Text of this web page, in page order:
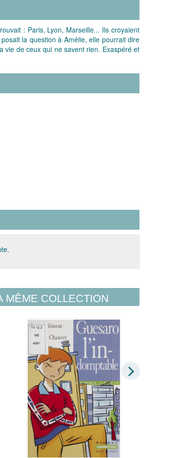
: Paris, Lyon, Marseille... Ils croyaient
la question à Amélie, elle pourrait dire
vie de ceux qui ne savent rien. Exaspéré et
MÊME COLLECTION